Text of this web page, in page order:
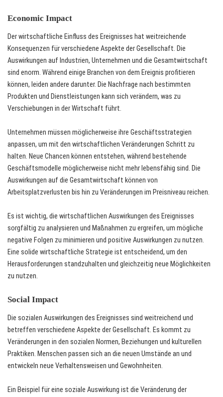
Economic Impact
Der wirtschaftliche Einfluss des Ereignisses hat weitreichende
Konsequenzen für verschiedene Aspekte der Gesellschaft. Die
Auswirkungen auf Industrien, Unternehmen und die Gesamtwirtschaft
sind enorm. Während einige Branchen von dem Ereignis profitieren
können, leiden andere darunter. Die Nachfrage nach bestimmten
Produkten und Dienstleistungen kann sich verändern, was zu
Verschiebungen in der Wirtschaft führt.
Unternehmen müssen möglicherweise ihre Geschäftsstrategien
anpassen, um mit den wirtschaftlichen Veränderungen Schritt zu
halten. Neue Chancen können entstehen, während bestehende
Geschäftsmodelle möglicherweise nicht mehr lebensfähig sind. Die
Auswirkungen auf die Gesamtwirtschaft können von
Arbeitsplatzverlusten bis hin zu Veränderungen im Preisniveau reichen.
Es ist wichtig, die wirtschaftlichen Auswirkungen des Ereignisses
sorgfältig zu analysieren und Maßnahmen zu ergreifen, um mögliche
negative Folgen zu minimieren und positive Auswirkungen zu nutzen.
Eine solide wirtschaftliche Strategie ist entscheidend, um den
Herausforderungen standzuhalten und gleichzeitig neue Möglichkeiten
zu nutzen.
Social Impact
Die sozialen Auswirkungen des Ereignisses sind weitreichend und
betreffen verschiedene Aspekte der Gesellschaft. Es kommt zu
Veränderungen in den sozialen Normen, Beziehungen und kulturellen
Praktiken. Menschen passen sich an die neuen Umstände an und
entwickeln neue Verhaltensweisen und Gewohnheiten.
Ein Beispiel für eine soziale Auswirkung ist die Veränderung der